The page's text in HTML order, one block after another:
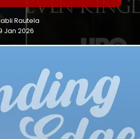
Rautela
Jan 2026